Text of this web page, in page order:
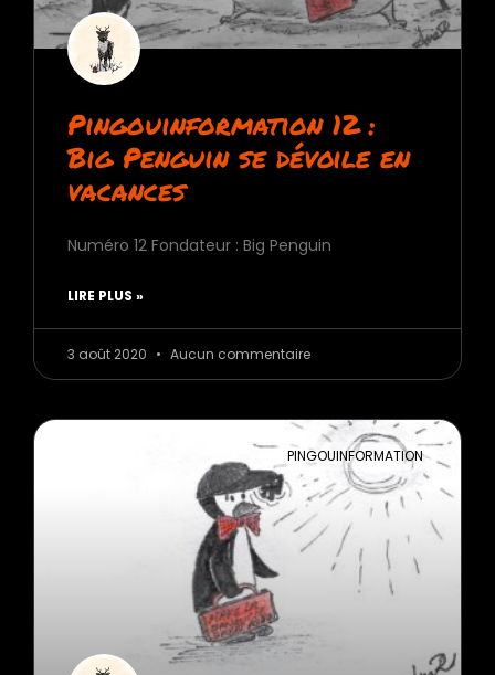
Pingouinformation 12 :
Big Penguin se dévoile en
vacances
Numéro 12 Fondateur : Big Penguin
LIRE PLUS »
3 août 2020 Aucun commentaire
PINGOUINFORMATION